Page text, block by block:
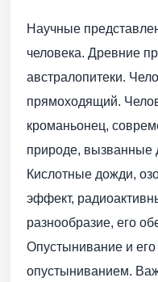
Научные
человека. Древние
ав­стралопитеки.
прямоходящий.
кромань­онец,
природе, вызванные
Кислотные дожди,
эффект,
разнообразие, его
Опустынивание и
опустыниванием.